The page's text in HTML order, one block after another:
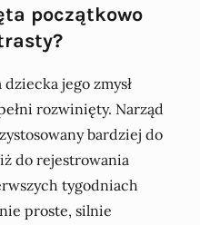
początkowo
jego zmysł
rozwinięty. Narząd
bardziej do
do rejestrowania
tygodniach
proste, silnie